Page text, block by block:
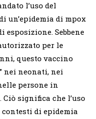
l’uso del
un’epidemia di mpox
Sebbene
per le
questo vaccino
nei neonati, nei
persone in
significa che l’uso
di epidemia